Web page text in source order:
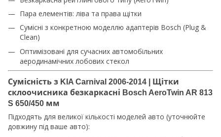
Пара елементів: ліва та права щітки
Сумісні з конкретною моделлю адаптерів Bosch (Plug &
Clean)
Оптимізовані для сучасних автомобільних
аеродинамічних лобових стекол
Сумісність з KIA Carnival 2006-2014 | Щітки
склоочисника безкаркасні Bosch AeroTwin AR 813
S 650/450 мм
Підходять для великої кількості моделей авто (уточнюйте
довжину під ваше авто):